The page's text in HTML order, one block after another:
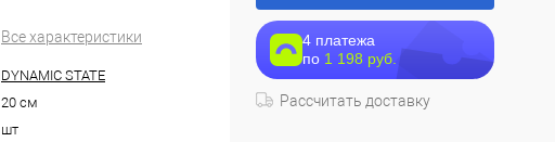
Все характеристики
DYNAMIC STATE
20 см
шт
4 платежа
по 1 198 руб.
Рассчитать доставку